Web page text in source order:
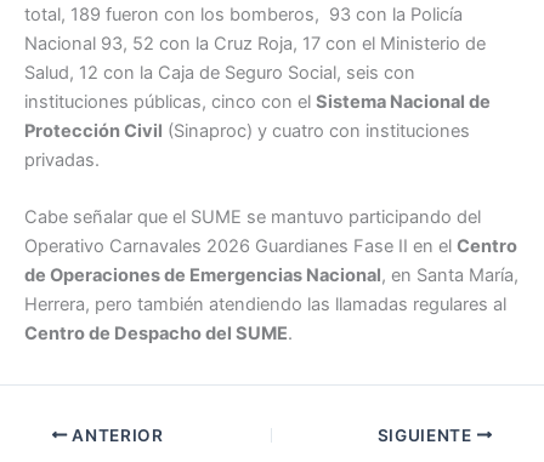
total, 189 fueron con los bomberos, 93 con la Policía
Nacional 93, 52 con la Cruz Roja, 17 con el Ministerio de
Salud, 12 con la Caja de Seguro Social, seis con
instituciones públicas, cinco con el Sistema Nacional de
Protección Civil (Sinaproc) y cuatro con instituciones
privadas.
Cabe señalar que el SUME se mantuvo participando del
Operativo Carnavales 2026 Guardianes Fase II en el Centro
de Operaciones de Emergencias Nacional, en Santa María,
Herrera, pero también atendiendo las llamadas regulares al
Centro de Despacho del SUME.
ANTERIOR SIGUIENTE